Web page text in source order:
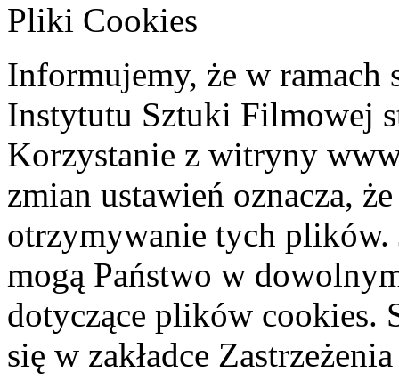
Pliki Cookies
Informujemy, że w ramach
Instytutu Sztuki Filmowej
Korzystanie z witryny
zmian ustawień oznacza,
otrzymywanie tych plików.
mogą Państwo w
dotyczące plików cookies.
się w zakładce